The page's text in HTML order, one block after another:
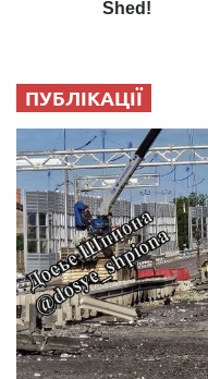
ПУБЛІКАЦІЇ